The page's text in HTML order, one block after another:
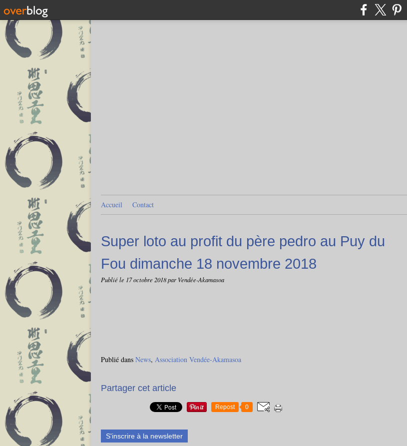
Accueil Contact
Super loto au profit du père pedro au Puy du
Fou dimanche 18 novembre 2018
Publié le 17 octobre 2018par Vendée-Akamasoa
Publié dans News, Association Vendée-Akamasoa
Partager cet article
Repost 0
S'inscrire à la newsletter